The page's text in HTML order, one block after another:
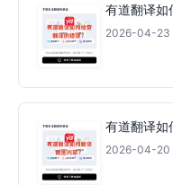
有道翻译如
2026-04-23
有道翻译如
2026-04-20